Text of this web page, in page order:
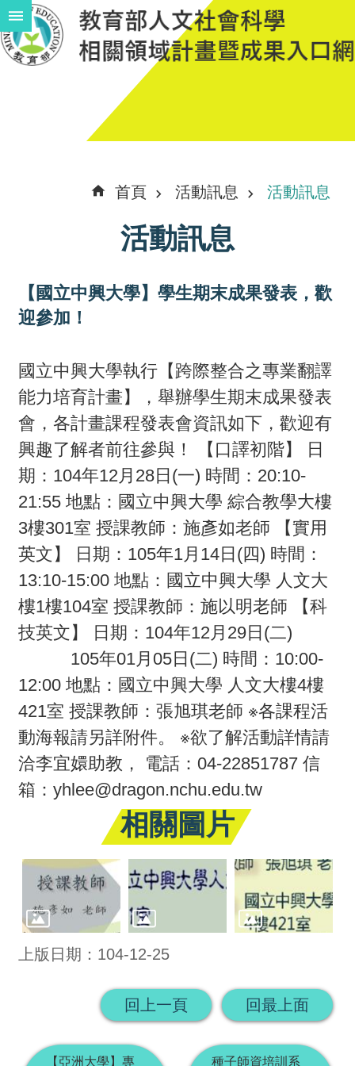
跳到主要內容區塊
進
中
程
畫
計
畫
申
請
計
畫
成
果
最
訊
息
活
動
訊
檔
下
載
首頁 活動訊息 活動訊息
活動訊息
【國立中興大學】學生期末成果發表，歡
迎參加！
國立中興大學執行【跨際整合之專業翻譯
能力培育計畫】，舉辦學生期末成果發表
會，各計畫課程發表會資訊如下，歡迎有
興趣了解者前往參與！ 【口譯初階】 日
期：104年12月28日(一) 時間：20:10-
21:55 地點：國立中興大學 綜合教學大樓
3樓301室 授課教師：施彥如老師 【實用
英文】 日期：105年1月14日(四) 時間：
13:10-15:00 地點：國立中興大學 人文大
樓1樓104室 授課教師：施以明老師 【科
技英文】 日期：104年12月29日(二)
105年01月05日(二) 時間：10:00-
12:00 地點：國立中興大學 人文大樓4樓
421室 授課教師：張旭琪老師 ※各課程活
動海報請另詳附件。 ※欲了解活動詳情請
洽李宜嬛助教， 電話：04-22851787 信
箱：yhlee@dragon.nchu.edu.tw
相關圖片
上版日期：104-12-25
回上一頁 回最上面
【亞洲大學】專 種子師資培訓系